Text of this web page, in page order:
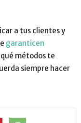
a tus clientes y
garanticen
métodos te
siempre hacer